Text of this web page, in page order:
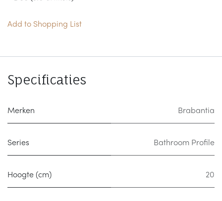
Add to Shopping List
Specificaties
Merken Brabantia
Series Bathroom Profile
Hoogte (cm) 20